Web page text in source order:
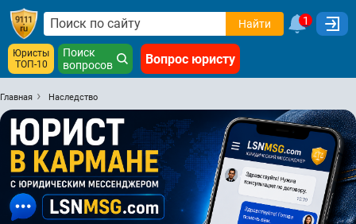
Найти 1
Юристы
ТОП-10
Поиск
вопросов
Вопрос юристу
Главная Наследство